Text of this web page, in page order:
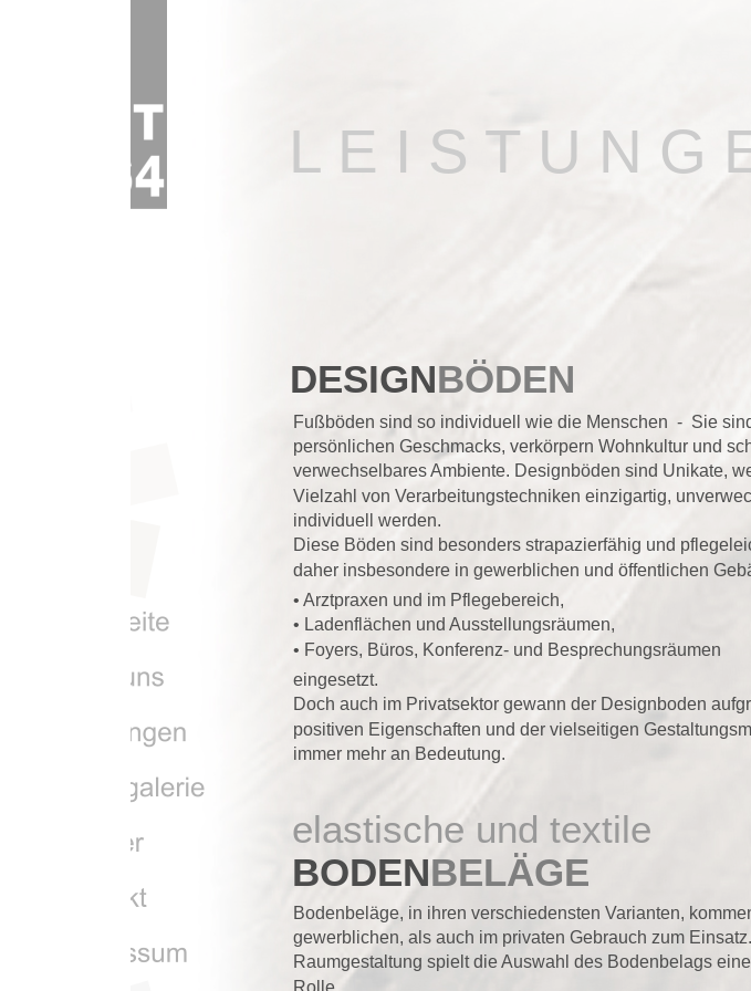
L E I S T U N G E N
Fußböden sind so individuell wie die Menschen  -  Sie sind Ausdruck des
persönlichen Geschmacks, verkörpern Wohnkultur und schaffen ein un-
verwechselbares Ambiente. Designböden sind Unikate, welche durch eine
Vielzahl von Verarbeitungstechniken einzigartig, unverwechselbar und
individuell werden.
Diese Böden sind besonders strapazierfähig und pflegeleicht und werden
daher insbesondere in gewerblichen und öffentlichen Gebäuden, wie z.B.:
• Arztpraxen und im Pflegebereich,
• Ladenflächen und Ausstellungsräumen,
• Foyers, Büros, Konferenz- und Besprechungsräumen
eingesetzt.
Doch auch im Privatsektor gewann der Designboden aufgrund seiner
positiven Eigenschaften und der vielseitigen Gestaltungsmöglichkeiten
immer mehr an Bedeutung.
DESIGNBÖDEN
Bodenbeläge, in ihren verschiedensten Varianten, kommen sowohl im
gewerblichen, als auch im privaten Gebrauch zum Einsatz. Für die
Raumgestaltung spielt die Auswahl des Bodenbelags eine entscheidende
elastische und textile
BODENBELÄGE